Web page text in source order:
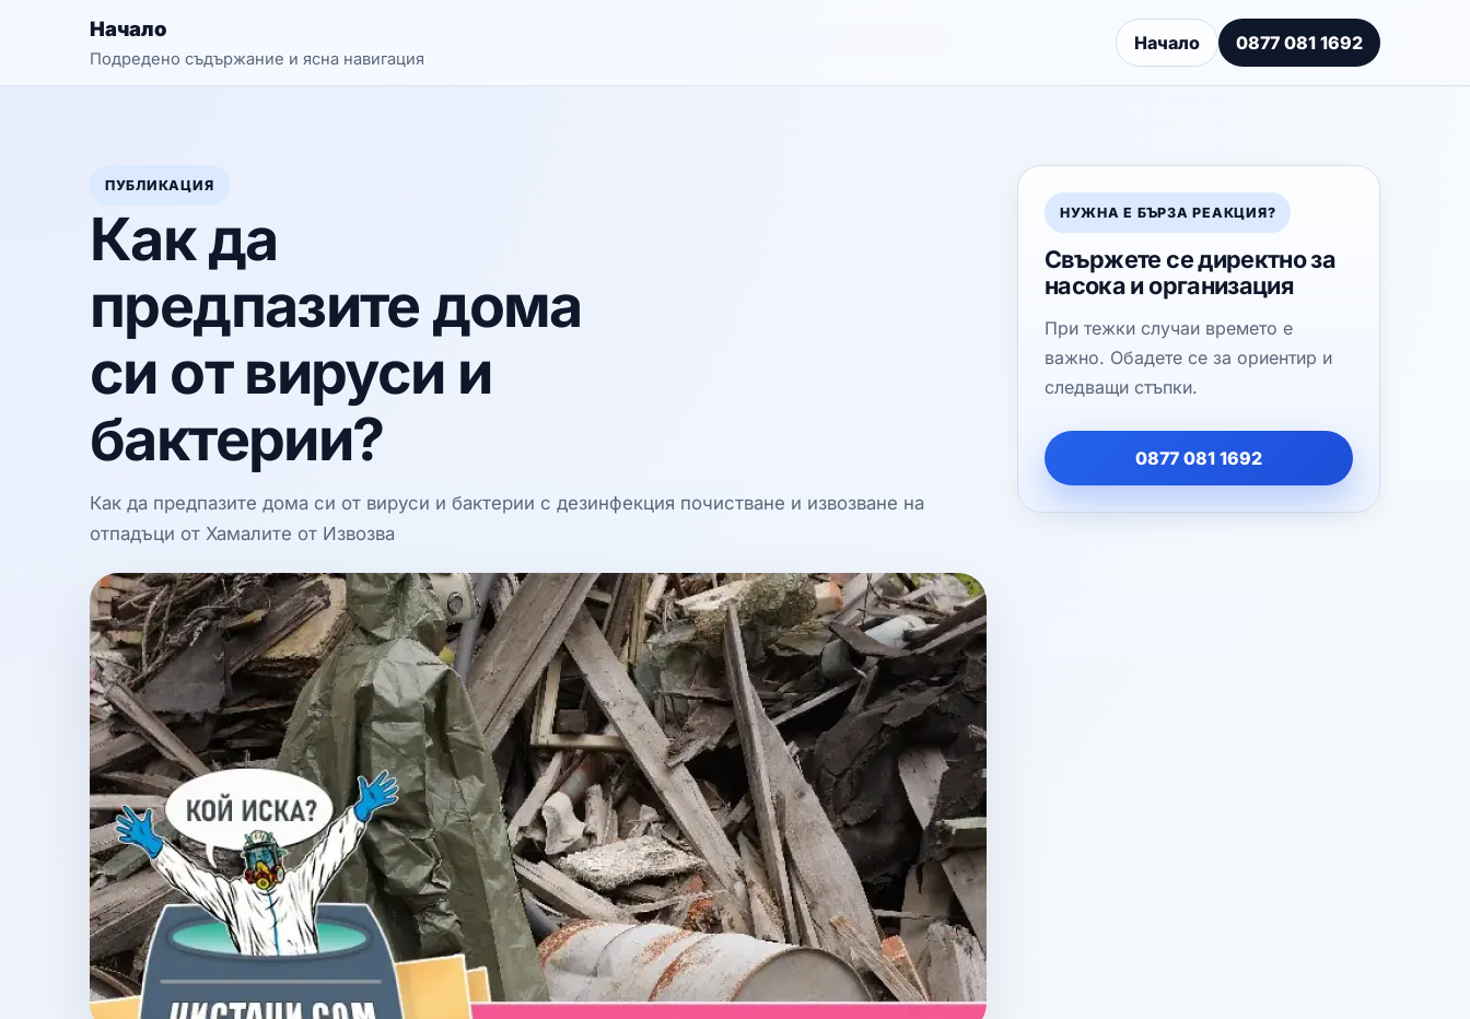
Начало
Подредено съдържание и ясна навигация
Начало 0877 081 1692
ПУБЛИКАЦИЯ
Как да
предпазите дома
си от вируси и
бактерии?
Как да предпазите дома си от вируси и бактерии с дезинфекция почистване и извозване на
отпадъци от Хамалите от Извозва
НУЖНА Е БЪРЗА РЕАКЦИЯ?
Свържете се директно за
насока и организация
При тежки случаи времето е
важно. Обадете се за ориентир и
следващи стъпки.
0877 081 1692